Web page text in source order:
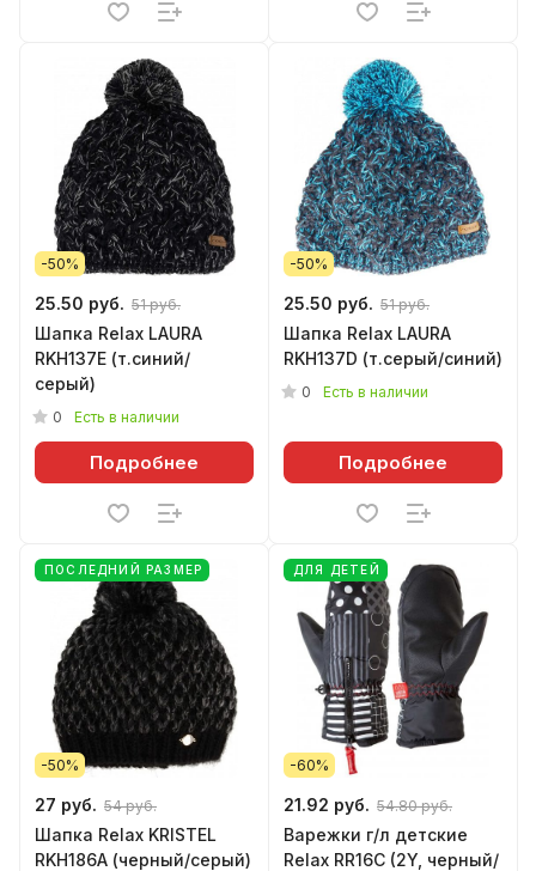
-50%
25.50 руб. 51 руб.
Шапка Relax LAURA
RKH137E (т.синий/
серый)
0 Есть в наличии
Подробнее
-50%
25.50 руб. 51 руб.
Шапка Relax LAURA
RKH137D (т.серый/синий)
0 Есть в наличии
Подробнее
ПОСЛЕДНИЙ РАЗМЕР
-50%
27 руб. 54 руб.
Шапка Relax KRISTEL
RKH186A (черный/серый)
ДЛЯ ДЕТЕЙ
-60%
21.92 руб. 54.80 руб.
Варежки г/л детские
Relax RR16C (2Y, черный/